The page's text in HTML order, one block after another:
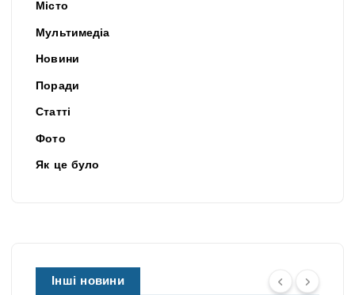
Місто
Мультимедіа
Новини
Поради
Статті
Фото
Як це було
Інші новини